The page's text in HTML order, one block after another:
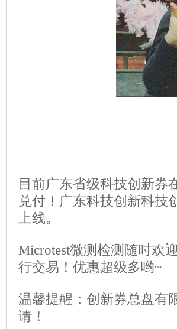
目前广东省级科技创新券
兑付！广东科技创新科技
上线。
Microtest微测检测随时欢
行交易！优惠超级多哟~
温馨提醒：创新券总盘有
请！